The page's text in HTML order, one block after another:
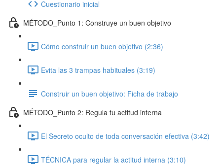
Cuestionario inicial
MÉTODO_Punto 1: Construye un buen objetivo
Cómo construir un buen objetivo (2:36)
Evita las 3 trampas habituales (3:19)
Construir un buen objetivo: Ficha de trabajo
MÉTODO_Punto 2: Regula tu actitud interna
El Secreto oculto de toda conversación efectiva (3:42)
TÉCNICA para regular la actitud interna (3:10)